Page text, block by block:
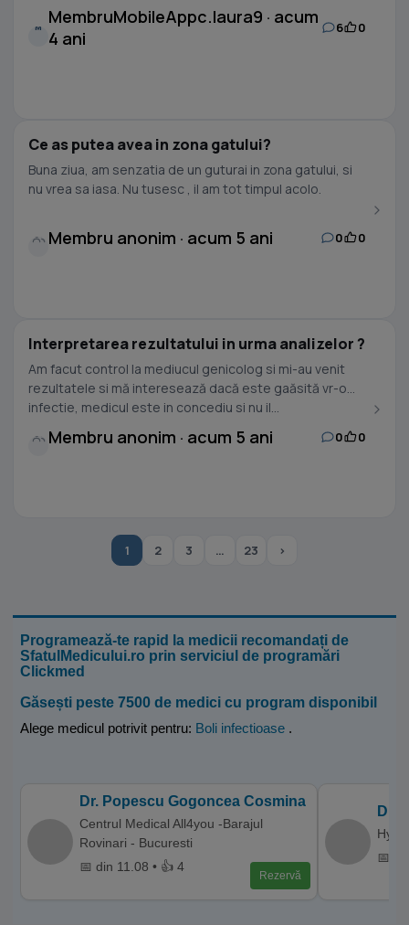
M
MembruMobileAppc.laura9 · acum
4 ani
6 0
Ce as putea avea in zona gatului?
Buna ziua, am senzatia de un guturai in zona gatului, si
nu vrea sa iasa. Nu tusesc , il am tot timpul acolo.
Membru anonim · acum 5 ani 0 0
Interpretarea rezultatului in urma analizelor ?
Am facut control la mediucul genicolog si mi-au venit
rezultatele si mă interesează dacă este gaăsită vr-o
infectie, medicul este in concediu si nu il...
Membru anonim · acum 5 ani 0 0
1 2 3 … 23 ›
Programează-te rapid la medicii recomandați de
SfatulMedicului.ro prin serviciul de programări
Clickmed
Găsești peste 7500 de medici cu program disponibil
Alege medicul potrivit pentru: Boli infectioase .
Dr. Popescu Gogoncea Cosmina
Centrul Medical All4you -Barajul
Rovinari - Bucuresti
📅 din 11.08 • 👍 4
Rezervă
Dr.
📅